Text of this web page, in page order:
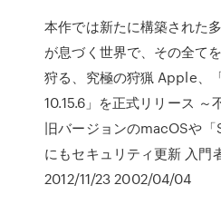
本作では新たに構築された
が息づく世界で、その全て
狩る、究極の狩猟 Apple、
10.15.6」を正式リリース ～
旧バージョンのmacOSや「
にもセキュリティ更新 入
2012/11/23 2002/04/04